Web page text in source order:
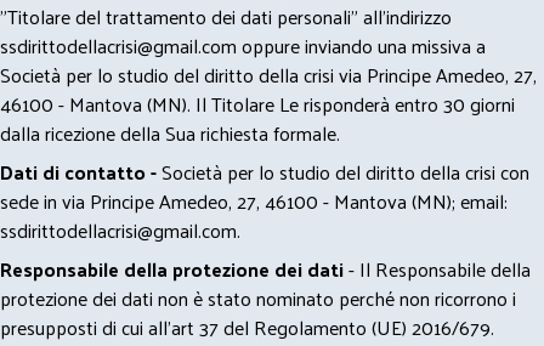
"Titolare del trattamento dei dati personali" all'indirizzo
ssdirittodellacrisi@gmail.comoppure inviando una missiva a
Società per lo studio del diritto della crisi via Principe Amedeo, 27,
46100 - Mantova (MN). Il Titolare Le risponderà entro 30 giorni
dalla ricezione della Sua richiesta formale.
Dati di contatto -Società per lo studio del diritto della crisi con
sede in via Principe Amedeo, 27, 46100 - Mantova (MN); email:
ssdirittodellacrisi@gmail.com.
Responsabile della protezione dei dati- Il Responsabile della
protezione dei dati non è stato nominato perché non ricorrono i
presupposti di cui all’art 37 del Regolamento (UE) 2016/679.